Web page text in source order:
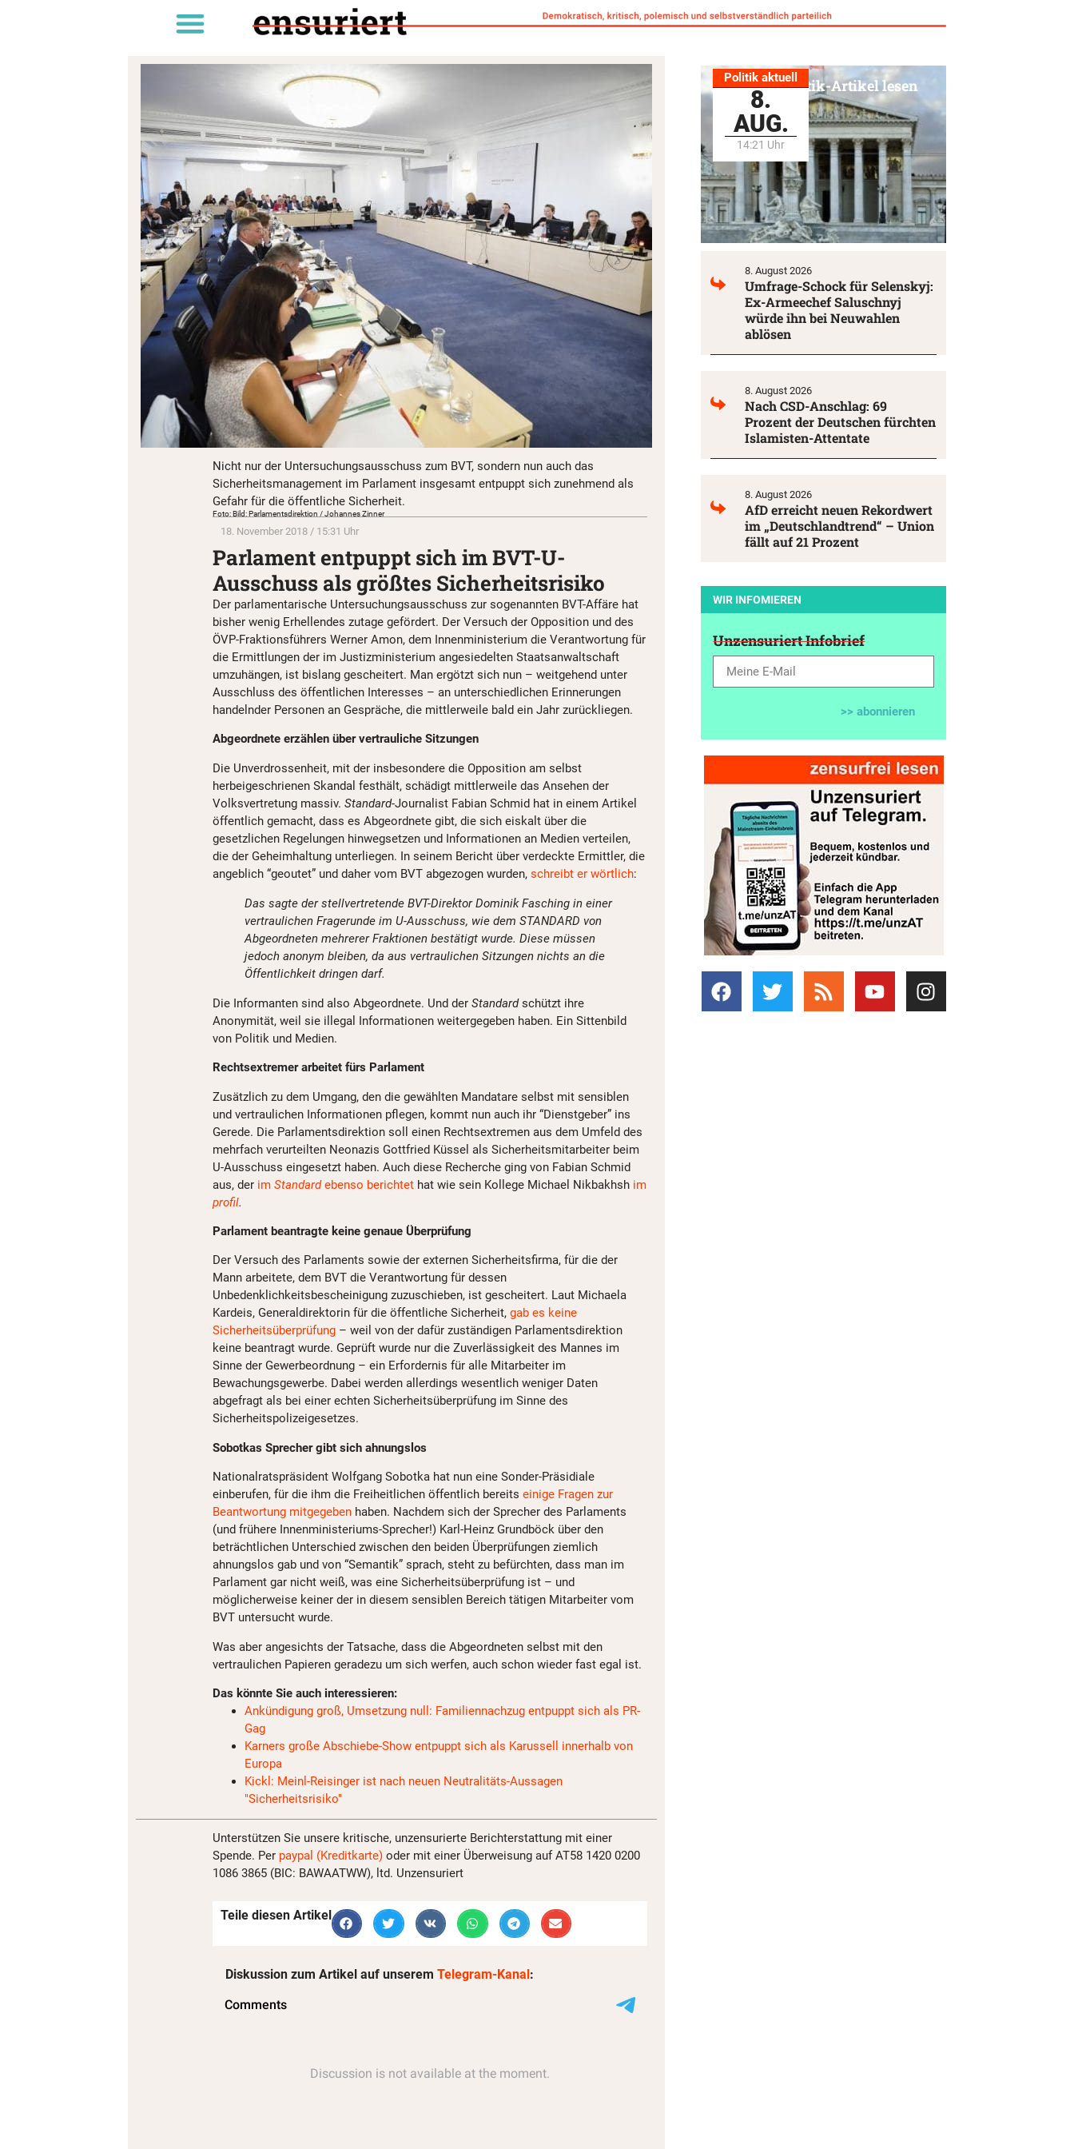
Nicht nur der Untersuchungsausschuss zum BVT, sondern nun auch das
Sicherheitsmanagement im Parlament insgesamt entpuppt sich zunehmend als
Gefahr für die öffentliche Sicherheit.
Foto: Bild: Parlamentsdirektion / Johannes Zinner
18. November 2018 / 15:31 Uhr
Parlament entpuppt sich im BVT-U-
Ausschuss als größtes Sicherheitsrisiko
Der parlamentarische Untersuchungsausschuss zur sogenannten BVT-Affäre hat
bisher wenig Erhellendes zutage gefördert. Der Versuch der Opposition und des
ÖVP-Fraktionsführers Werner Amon, dem Innenministerium die Verantwortung für
die Ermittlungen der im Justizministerium angesiedelten Staatsanwaltschaft
umzuhängen, ist bislang gescheitert. Man ergötzt sich nun – weitgehend unter
Ausschluss des öffentlichen Interesses – an unterschiedlichen Erinnerungen
handelnder Personen an Gespräche, die mittlerweile bald ein Jahr zurückliegen.
Abgeordnete erzählen über vertrauliche Sitzungen
Die Unverdrossenheit, mit der insbesondere die Opposition am selbst
herbeigeschrienen Skandal festhält, schädigt mittlerweile das Ansehen der
Volksvertretung massiv. Standard-Journalist Fabian Schmid hat in einem Artikel
öffentlich gemacht, dass es Abgeordnete gibt, die sich eiskalt über die
gesetzlichen Regelungen hinwegsetzen und Informationen an Medien verteilen,
die der Geheimhaltung unterliegen. In seinem Bericht über verdeckte Ermittler, die
angeblich “geoutet” und daher vom BVT abgezogen wurden, schreibt er wörtlich:
Das sagte der stellvertretende BVT-Direktor Dominik Fasching in einer
vertraulichen Fragerunde im U-Ausschuss, wie dem STANDARD von
Abgeordneten mehrerer Fraktionen bestätigt wurde. Diese müssen
jedoch anonym bleiben, da aus vertraulichen Sitzungen nichts an die
Öffentlichkeit dringen darf.
Die Informanten sind also Abgeordnete. Und der Standardschützt ihre
Anonymität, weil sie illegal Informationen weitergegeben haben. Ein Sittenbild
von Politik und Medien.
Rechtsextremer arbeitet fürs Parlament
Zusätzlich zu dem Umgang, den die gewählten Mandatare selbst mit sensiblen
und vertraulichen Informationen pflegen, kommt nun auch ihr “Dienstgeber” ins
Gerede. Die Parlamentsdirektion soll einen Rechtsextremen aus dem Umfeld des
mehrfach verurteilten Neonazis Gottfried Küssel als Sicherheitsmitarbeiter beim
U-Ausschuss eingesetzt haben. Auch diese Recherche ging von Fabian Schmid
aus, der im Standardebenso berichtet hat wie sein Kollege Michael Nikbakhsh im
profil.
Parlament beantragte keine genaue Überprüfung
Der Versuch des Parlaments sowie der externen Sicherheitsfirma, für die der
Mann arbeitete, dem BVT die Verantwortung für dessen
Unbedenklichkeitsbescheinigung zuzuschieben, ist gescheitert. Laut Michaela
Kardeis, Generaldirektorin für die öffentliche Sicherheit, gab es keine
Sicherheitsüberprüfung – weil von der dafür zuständigen Parlamentsdirektion
keine beantragt wurde. Geprüft wurde nur die Zuverlässigkeit des Mannes im
Sinne der Gewerbeordnung – ein Erfordernis für alle Mitarbeiter im
Bewachungsgewerbe. Dabei werden allerdings wesentlich weniger Daten
abgefragt als bei einer echten Sicherheitsüberprüfung im Sinne des
Sicherheitspolizeigesetzes.
Sobotkas Sprecher gibt sich ahnungslos
Nationalratspräsident Wolfgang Sobotka hat nun eine Sonder-Präsidiale
einberufen, für die ihm die Freiheitlichen öffentlich bereits einige Fragen zur
Beantwortung mitgegeben haben. Nachdem sich der Sprecher des Parlaments
(und frühere Innenministeriums-Sprecher!) Karl-Heinz Grundböck über den
beträchtlichen Unterschied zwischen den beiden Überprüfungen ziemlich
ahnungslos gab und von “Semantik” sprach, steht zu befürchten, dass man im
Parlament gar nicht weiß, was eine Sicherheitsüberprüfung ist – und
möglicherweise keiner der in diesem sensiblen Bereich tätigen Mitarbeiter vom
BVT untersucht wurde.
Was aber angesichts der Tatsache, dass die Abgeordneten selbst mit den
vertraulichen Papieren geradezu um sich werfen, auch schon wieder fast egal ist.
Das könnte Sie auch interessieren:
Ankündigung groß, Umsetzung null: Familiennachzug entpuppt sich als PR-
Gag
Karners große Abschiebe-Show entpuppt sich als Karussell innerhalb von
Europa
Kickl: Meinl-Reisinger ist nach neuen Neutralitäts-Aussagen
"Sicherheitsrisiko"
Unterstützen Sie unsere kritische, unzensurierte Berichterstattung mit einer
Spende. Per paypal (Kreditkarte) oder mit einer Überweisung auf AT58 1420 0200
1086 3865 (BIC: BAWAATWW), ltd. Unzensuriert
Teile diesen Artikel
Diskussion zum Artikel auf unserem Telegram-Kanal:
Politik aktuell
8.
AUG.
14:21 Uhr
Alle Politik-Artikel lesen
8. August 2026
Umfrage-Schock für Selenskyj:
Ex-Armeechef Saluschnyj
würde ihn bei Neuwahlen
ablösen
8. August 2026
Nach CSD-Anschlag: 69
Prozent der Deutschen fürchten
Islamisten-Attentate
8. August 2026
AfD erreicht neuen Rekordwert
im „Deutschlandtrend“ – Union
fällt auf 21 Prozent
WIR INFOMIEREN
Unzensuriert Infobrief
>> abonnieren